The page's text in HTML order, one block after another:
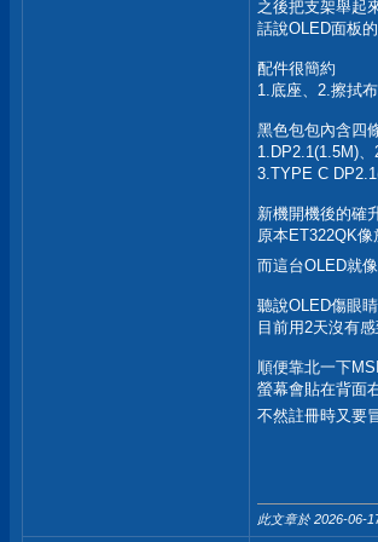
之後把支架舉起
話說OLED面板
配件很簡約
1.底座、2.擦拭
黑色包包內含四
1.DP2.1(1.5M)
3.TYPE C
新機開機後的確
原本ET322QK像
而這台OLED就
聽說OLED傷眼
目前用2天沒有感
順便靠北一下
螢幕會貼在背面
不然註冊時又要
此文章於 2026-06-